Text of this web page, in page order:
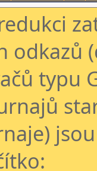
odkazů
typu